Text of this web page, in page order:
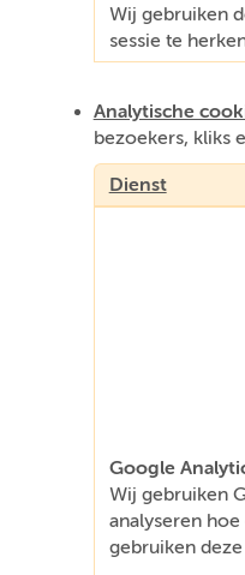
Wij gebruiken
sessie te
Analytische
bezoekers, kliks
Dienst
Google
Wij gebruiken
analyseren
gebruiken